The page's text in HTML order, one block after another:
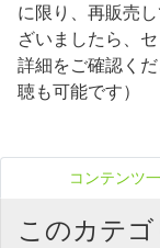
に限り、再販売
ざいましたら、
詳細をご確認く
聴も可能です）
コンテンツ
このカテ